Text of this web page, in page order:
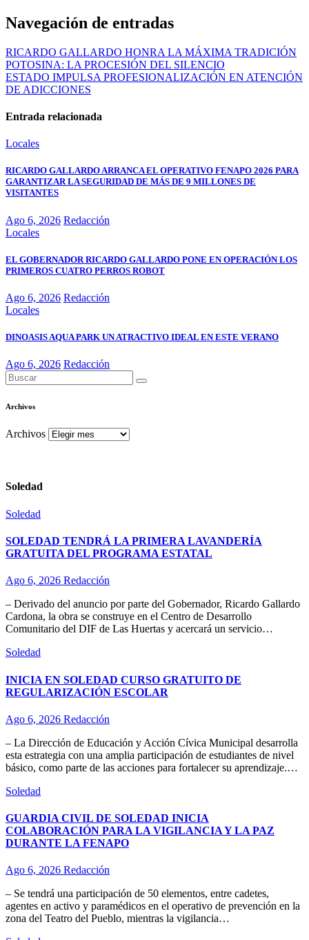
Navegación de entradas
RICARDO GALLARDO HONRA LA MÁXIMA TRADICIÓN
POTOSINA: LA PROCESIÓN DEL SILENCIO
ESTADO IMPULSA PROFESIONALIZACIÓN EN ATENCIÓN
DE ADICCIONES
Entrada relacionada
Locales
RICARDO GALLARDO ARRANCA EL OPERATIVO FENAPO 2026 PARA
GARANTIZAR LA SEGURIDAD DE MÁS DE 9 MILLONES DE
VISITANTES
Ago 6, 2026 Redacción
Locales
EL GOBERNADOR RICARDO GALLARDO PONE EN OPERACIÓN LOS
PRIMEROS CUATRO PERROS ROBOT
Ago 6, 2026 Redacción
Locales
DINOASIS AQUA PARK UN ATRACTIVO IDEAL EN ESTE VERANO
Ago 6, 2026 Redacción
Archivos
Archivos
Soledad
Soledad
SOLEDAD TENDRÁ LA PRIMERA LAVANDERÍA
GRATUITA DEL PROGRAMA ESTATAL
Ago 6, 2026 Redacción
– Derivado del anuncio por parte del Gobernador, Ricardo Gallardo
Cardona, la obra se construye en el Centro de Desarrollo
Comunitario del DIF de Las Huertas y acercará un servicio…
Soledad
INICIA EN SOLEDAD CURSO GRATUITO DE
REGULARIZACIÓN ESCOLAR
Ago 6, 2026 Redacción
– La Dirección de Educación y Acción Cívica Municipal desarrolla
esta estrategia con una amplia participación de estudiantes de nivel
básico, como parte de las acciones para fortalecer su aprendizaje.…
Soledad
GUARDIA CIVIL DE SOLEDAD INICIA
COLABORACIÓN PARA LA VIGILANCIA Y LA PAZ
DURANTE LA FENAPO
Ago 6, 2026 Redacción
– Se tendrá una participación de 50 elementos, entre cadetes,
agentes en activo y paramédicos en el operativo de prevención en la
zona del Teatro del Pueblo, mientras la vigilancia…